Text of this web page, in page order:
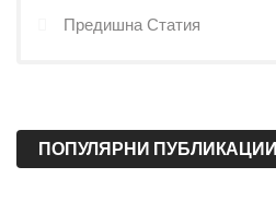
Предишна Статия
ПОПУЛЯРНИ ПУБЛИКАЦИИ